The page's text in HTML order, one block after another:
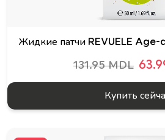
Жидкие патчи REVUELE
131.95 MDL
Купить